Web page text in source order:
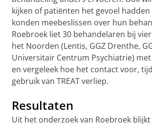
kijken of patiënten het gevoel
konden meebeslissen over hun
Roebroek liet 30 behandelaren bij
het Noorden (Lentis, GGZ Drenthe,
Universitair Centrum Psychiatrie) met
en vergeleek hoe het contact voor,
gebruik van TREAT verliep.
Resultaten
Uit het onderzoek van Roebroek